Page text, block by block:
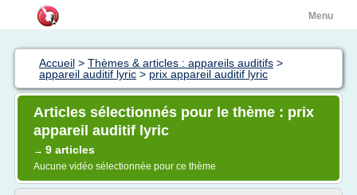
Menu
Accueil > Thèmes & articles : appareils auditifs >
appareil auditif lyric > prix appareil auditif lyric
Articles sélectionnés pour le thème : prix
appareil auditif lyric
→ 9 articles
Aucune vidéo sélectionnée pour ce thème